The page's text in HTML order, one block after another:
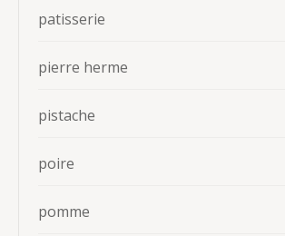
patisserie
pierre herme
pistache
poire
pomme